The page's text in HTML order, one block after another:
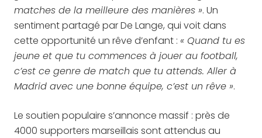
matches de la meilleure des manières ». Un
sentiment partagé par De Lange, qui voit dans
cette opportunité un rêve d’enfant : « Quand tu es
jeune et que tu commences à jouer au football,
c’est ce genre de match que tu attends. Aller à
Madrid avec une bonne équipe, c’est un rêve ».
Le soutien populaire s’annonce massif : près de
4000 supporters marseillais sont attendus au